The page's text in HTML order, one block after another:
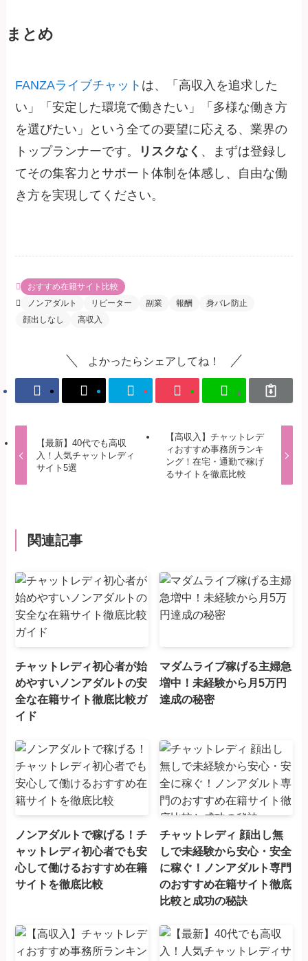
まとめ
FANZAライブチャット は、「高収入を追求した
い」「安定した環境で働きたい」「多様な働き方
を選びたい」という全ての要望に応える、業界の
トップランナーです。
リスクなく 、まずは登録し
てその集客力とサポート体制を体感し、自由な働
き方を実現してください。
おすすめ在籍サイト比較
ノンアダルト
リピーター 副業 報酬
身バレ防止
顔出しなし
高収入
よかったらシェアしてね！
【最新】40代でも高収
入！人気チャットレディ
サイト5選
【高収入】チャットレデ
ィおすすめ事務所ランキ
ング！在宅・通勤で稼げ
るサイトを徹底比較
関連記事
チャットレディ初心者が始
めやすいノンアダルトの安
全な在籍サイト徹底比較ガ
イド
マダムライブ稼げる主婦急
増中！未経験から月5万円
達成の秘密
ノンアダルトで稼げる！チ
ャットレディ初心者でも安
心して働けるおすすめ在籍
サイトを徹底比較
チャットレディ 顔出し無
しで未経験から安心・安全
に稼ぐ！ノンアダルト専門
のおすすめ在籍サイト徹底
比較と成功の秘訣